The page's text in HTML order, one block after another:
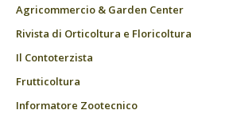
Agricommercio & Garden Center
Rivista di Orticoltura e Floricoltura
Il Contoterzista
Frutticoltura
Informatore Zootecnico